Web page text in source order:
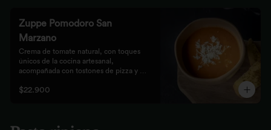
Zuppe Pomodoro San
Marzano
Crema de tomate natural, con toques
únicos de la cocina artesanal,
acompañada con tostones de pizza y
$22.900